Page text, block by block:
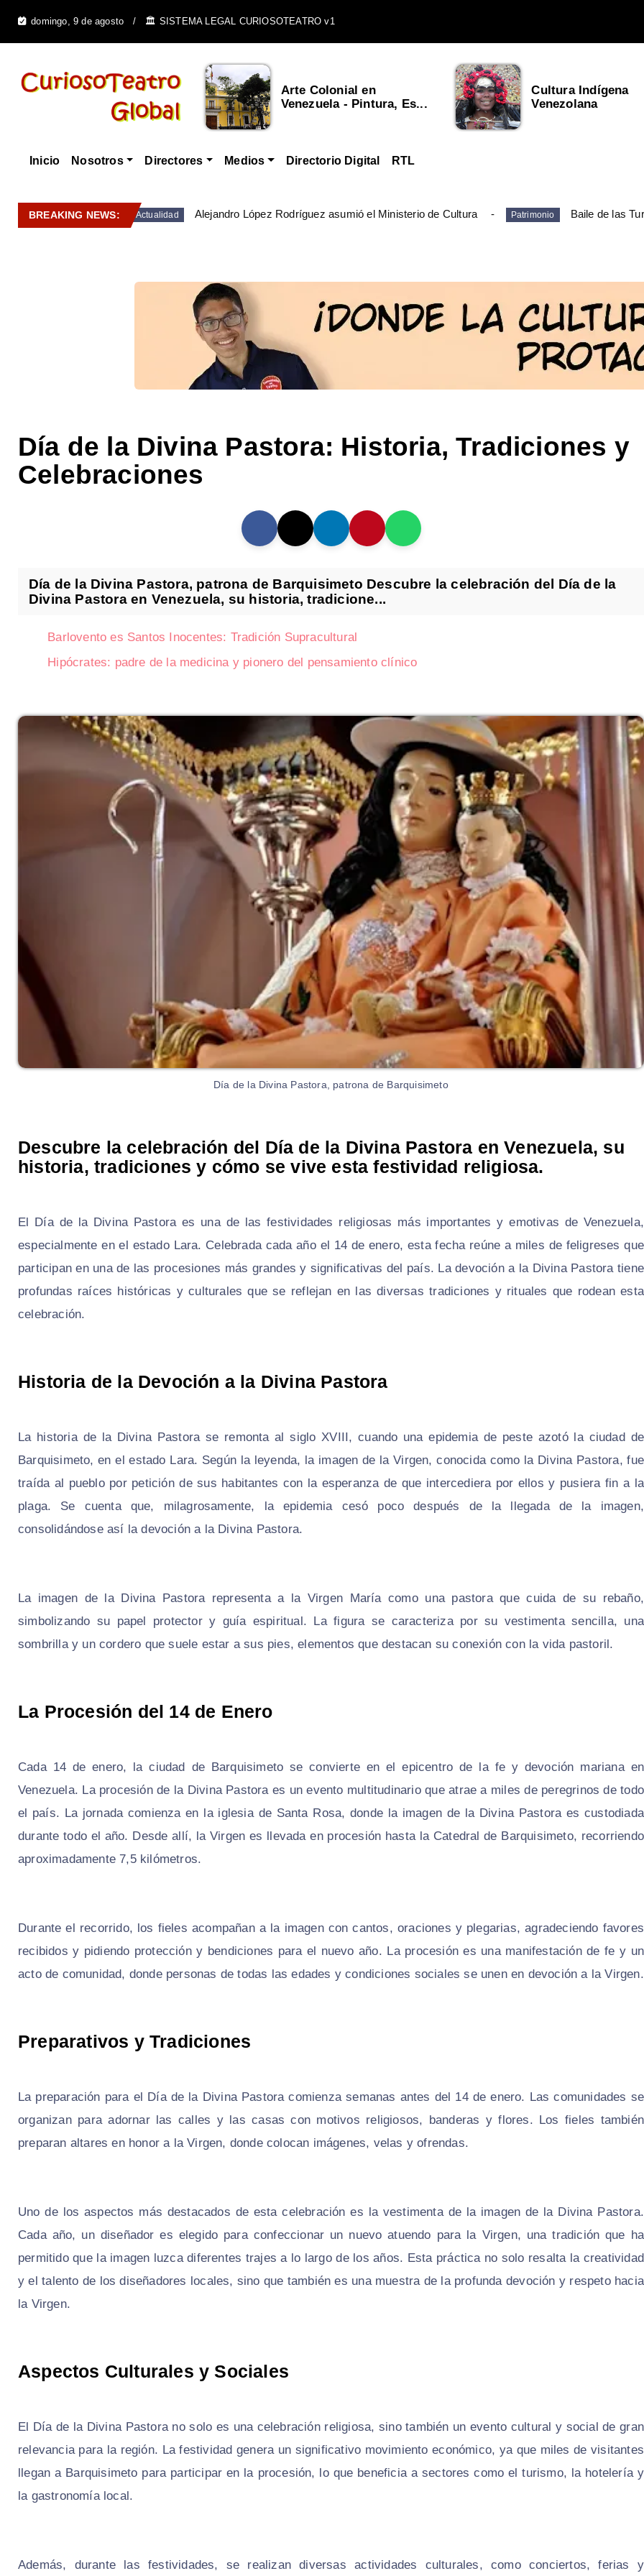
domingo, 9 de agosto 🏛️ SISTEMA LEGAL CURIOSOTEATRO v1
Cultura Afrovenezolana y
su Influencia e...
Arte Colonial en
Venezuela - Pintura, Es...
Cultura Indígena
Venezolana
Inicio Nosotros Directores Medios Directorio Digital RTL
BREAKING NEWS: Actualidad Alejandro López Rodríguez asumió el Ministerio de Cultura Patrimonio Baile de las
Día de la Divina Pastora: Historia, Tradiciones y
Celebraciones
Día de la Divina Pastora, patrona de Barquisimeto Descubre la celebración del Día de la
Divina Pastora en Venezuela, su historia, tradicione...
Barlovento es Santos Inocentes: Tradición Supracultural
Hipócrates: padre de la medicina y pionero del pensamiento clínico
Día de la Divina Pastora, patrona de Barquisimeto
Descubre la celebración del Día de la Divina Pastora en Venezuela, su
historia, tradiciones y cómo se vive esta festividad religiosa.
El Día de la Divina Pastora es una de las festividades religiosas más importantes y emotivas de Venezuela,
especialmente en el estado Lara. Celebrada cada año el 14 de enero, esta fecha reúne a miles de feligreses que
participan en una de las procesiones más grandes y significativas del país. La devoción a la Divina Pastora tiene
profundas raíces históricas y culturales que se reflejan en las diversas tradiciones y rituales que rodean esta
celebración.
Historia de la Devoción a la Divina Pastora
La historia de la Divina Pastora se remonta al siglo XVIII, cuando una epidemia de peste azotó la ciudad de
Barquisimeto, en el estado Lara. Según la leyenda, la imagen de la Virgen, conocida como la Divina Pastora, fue
traída al pueblo por petición de sus habitantes con la esperanza de que intercediera por ellos y pusiera fin a la
plaga. Se cuenta que, milagrosamente, la epidemia cesó poco después de la llegada de la imagen,
consolidándose así la devoción a la Divina Pastora.
La imagen de la Divina Pastora representa a la Virgen María como una pastora que cuida de su rebaño,
simbolizando su papel protector y guía espiritual. La figura se caracteriza por su vestimenta sencilla, una
sombrilla y un cordero que suele estar a sus pies, elementos que destacan su conexión con la vida pastoril.
La Procesión del 14 de Enero
Cada 14 de enero, la ciudad de Barquisimeto se convierte en el epicentro de la fe y devoción mariana en
Venezuela. La procesión de la Divina Pastora es un evento multitudinario que atrae a miles de peregrinos de todo
el país. La jornada comienza en la iglesia de Santa Rosa, donde la imagen de la Divina Pastora es custodiada
durante todo el año. Desde allí, la Virgen es llevada en procesión hasta la Catedral de Barquisimeto, recorriendo
aproximadamente 7,5 kilómetros.
Durante el recorrido, los fieles acompañan a la imagen con cantos, oraciones y plegarias, agradeciendo favores
recibidos y pidiendo protección y bendiciones para el nuevo año. La procesión es una manifestación de fe y un
acto de comunidad, donde personas de todas las edades y condiciones sociales se unen en devoción a la Virgen.
Preparativos y Tradiciones
La preparación para el Día de la Divina Pastora comienza semanas antes del 14 de enero. Las comunidades se
organizan para adornar las calles y las casas con motivos religiosos, banderas y flores. Los fieles también
preparan altares en honor a la Virgen, donde colocan imágenes, velas y ofrendas.
Uno de los aspectos más destacados de esta celebración es la vestimenta de la imagen de la Divina Pastora.
Cada año, un diseñador es elegido para confeccionar un nuevo atuendo para la Virgen, una tradición que ha
permitido que la imagen luzca diferentes trajes a lo largo de los años. Esta práctica no solo resalta la creatividad
y el talento de los diseñadores locales, sino que también es una muestra de la profunda devoción y respeto hacia
la Virgen.
Aspectos Culturales y Sociales
El Día de la Divina Pastora no solo es una celebración religiosa, sino también un evento cultural y social de gran
relevancia para la región. La festividad genera un significativo movimiento económico, ya que miles de visitantes
llegan a Barquisimeto para participar en la procesión, lo que beneficia a sectores como el turismo, la hotelería y
la gastronomía local.
Además, durante las festividades, se realizan diversas actividades culturales, como conciertos, ferias y
Subasta de CITGO: Cronograma y Ofertas en
Consecuencias geopolíticas de la Guerra de
Corea